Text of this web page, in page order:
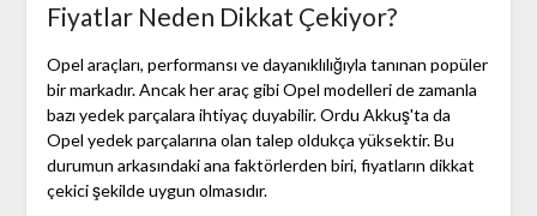
Fiyatlar Neden Dikkat Çekiyor?
Opel araçları, performansı ve dayanıklılığıyla tanınan popüler
bir markadır. Ancak her araç gibi Opel modelleri de zamanla
bazı yedek parçalara ihtiyaç duyabilir. Ordu Akkuş'ta da
Opel yedek parçalarına olan talep oldukça yüksektir. Bu
durumun arkasındaki ana faktörlerden biri, fiyatların dikkat
çekici şekilde uygun olmasıdır.